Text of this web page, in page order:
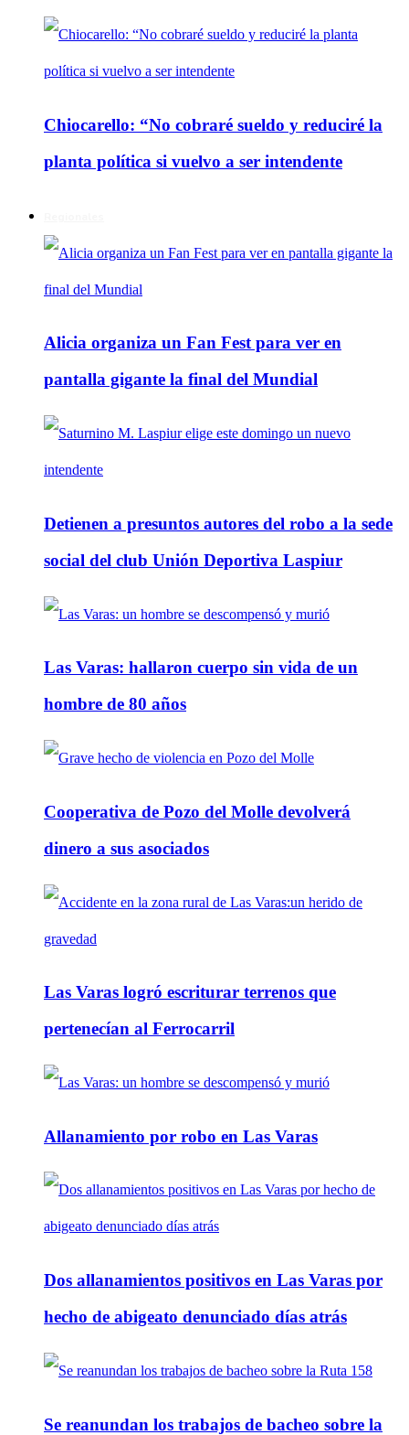
Chiocarello: “No cobraré sueldo y reduciré la
planta política si vuelvo a ser intendente
Alicia organiza un Fan Fest para ver en
pantalla gigante la final del Mundial
Detienen a presuntos autores del robo a la sede
social del club Unión Deportiva Laspiur
Las Varas: hallaron cuerpo sin vida de un
hombre de 80 años
Cooperativa de Pozo del Molle devolverá
dinero a sus asociados
Las Varas logró escriturar terrenos que
pertenecían al Ferrocarril
Allanamiento por robo en Las Varas
Dos allanamientos positivos en Las Varas por
hecho de abigeato denunciado días atrás
Se reanundan los trabajos de bacheo sobre la